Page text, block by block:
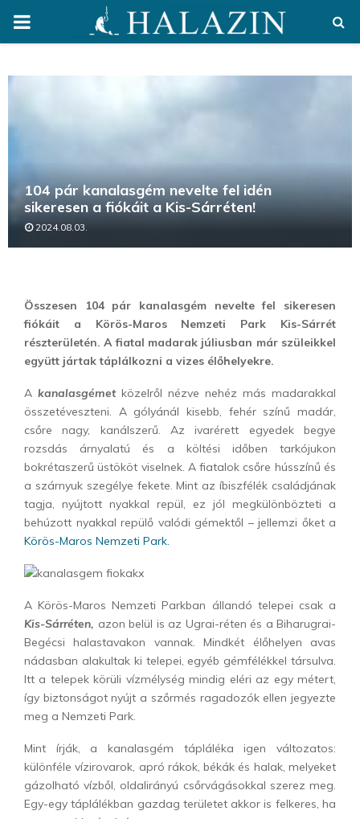
PRIMARY
104 pár kanalasgém nevelte fel idén
sikeresen a fiókáit a Kis-Sárréten!
2024.08.03.
Összesen 104 pár kanalasgém nevelte fel sikeresen
fiókáit a Körös-Maros Nemzeti Park Kis-Sárrét
részterületén. A fiatal madarak júliusban már szüleikkel
együtt jártak táplálkozni a vizes élőhelyekre.
A kanalasgémetközelről nézve nehéz más madarakkal
összetéveszteni. A gólyánál kisebb, fehér színű madár,
csőre nagy, kanálszerű. Az ivarérett egyedek begye
rozsdás árnyalatú és a költési időben tarkójukon
bokrétaszerű üstököt viselnek. A fiatalok csőre hússzínű és
a szárnyuk szegélye fekete. Mint az íbiszfélék családjának
tagja, nyújtott nyakkal repül, ez jól megkülönbözteti a
behúzott nyakkal repülő valódi gémektől – jellemzi őket a
Körös-Maros Nemzeti Park.
A Körös-Maros Nemzeti Parkban állandó telepei csak a
Kis-Sárréten, azon belül is az Ugrai-réten és a Biharugrai-
Begécsi halastavakon vannak. Mindkét élőhelyen avas
nádasban alakultak ki telepei, egyéb gémfélékkel társulva.
Itt a telepek körüli vízmélység mindig eléri az egy métert,
így biztonságot nyújt a szőrmés ragadozók ellen jegyezte
meg a Nemzeti Park.
Mint írják, a kanalasgém tápláléka igen változatos:
különféle vízirovarok, apró rákok, békák és halak, melyeket
gázolható vízből, oldalirányú csőrvágásokkal szerez meg.
Egy-egy táplálékban gazdag területet akkor is felkeres, ha